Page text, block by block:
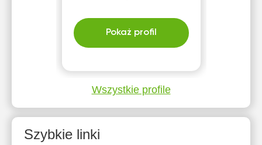
Pokaż profil
Wszystkie profile
Szybkie linki